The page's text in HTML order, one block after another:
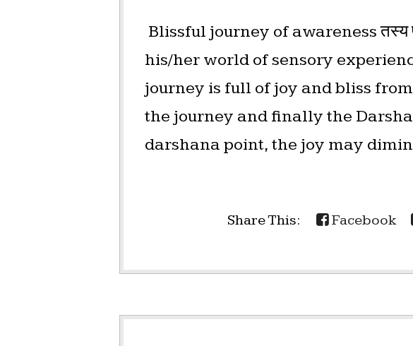
Blissful journey of awareness तस्य
his/her world of sensory
journey is full of joy and bliss
the journey and finally the
darshana point, the joy may
Share This: Facebook